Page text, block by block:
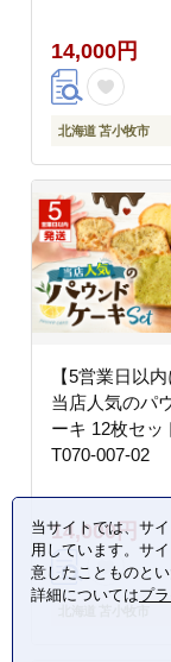
14,000円
北海道 苫小牧市
【5営業日以内
当店人気のパ
ーキ 12枚セ
T070-007-02
14,000円
当サイトでは、サ
用しています。サ
意したことものとい
詳細についてはプ